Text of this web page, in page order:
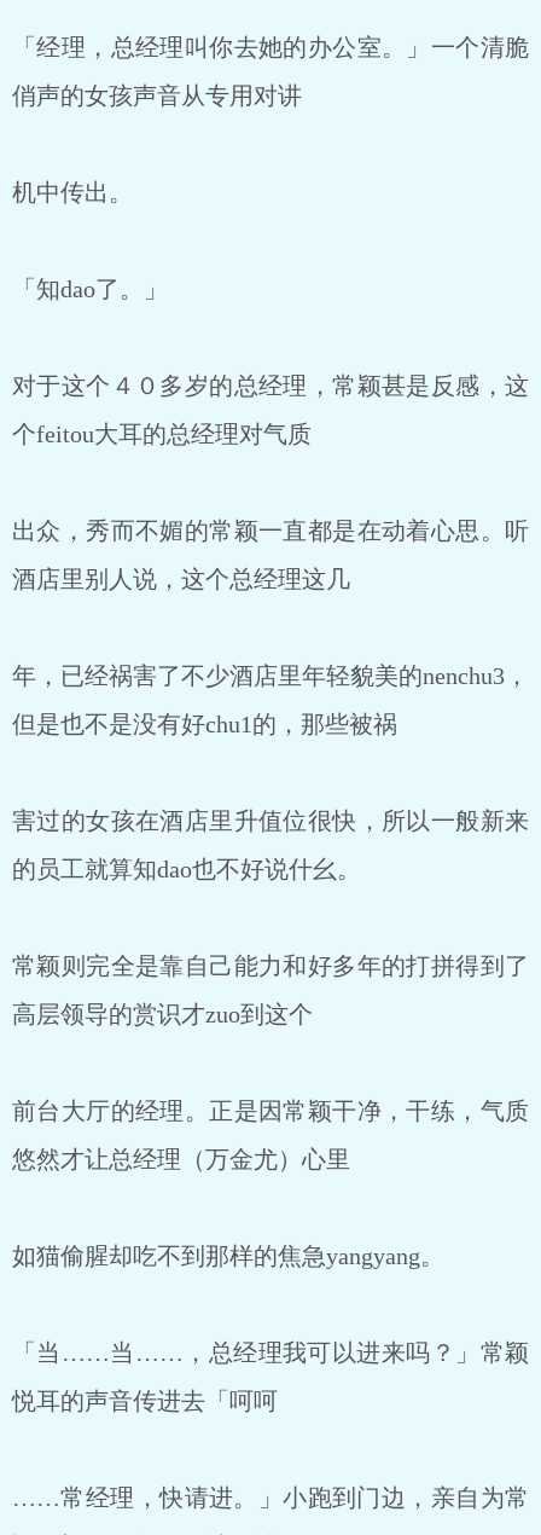
「经理，总经理叫你去她的办公室。」一个清脆
俏声的女孩声音从专用对讲
机中传出。
「知dao了。」
对于这个４０多岁的总经理，常颖甚是反感，这
个feitou大耳的总经理对气质
出众，秀而不媚的常颖一直都是在动着心思。听
酒店里别人说，这个总经理这几
年，已经祸害了不少酒店里年轻貌美的nenchu3，
但是也不是没有好chu1的，那些被祸
害过的女孩在酒店里升值位很快，所以一般新来
的员工就算知dao也不好说什幺。
常颖则完全是靠自己能力和好多年的打拼得到了
高层领导的赏识才zuo到这个
前台大厅的经理。正是因常颖干净，干练，气质
悠然才让总经理（万金尤）心里
如猫偷腥却吃不到那样的焦急yangyang。
「当……当……，总经理我可以进来吗？」常颖
悦耳的声音传进去「呵呵
……常经理，快请进。」小跑到门边，亲自为常